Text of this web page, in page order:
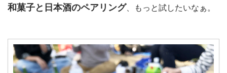
和菓子と日本酒のペアリング、もっと試したいなぁ。